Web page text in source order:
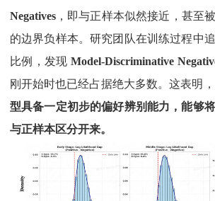
Negatives，即与正样本似然接近，甚至
的边界负样本。研究团队在训练过程中
比例，发现Model-Discriminative
刚开始时也已经占据绝大多数。这表明，
型具备一定初步的偏好辨别能力，能够
与正样本区分开来。